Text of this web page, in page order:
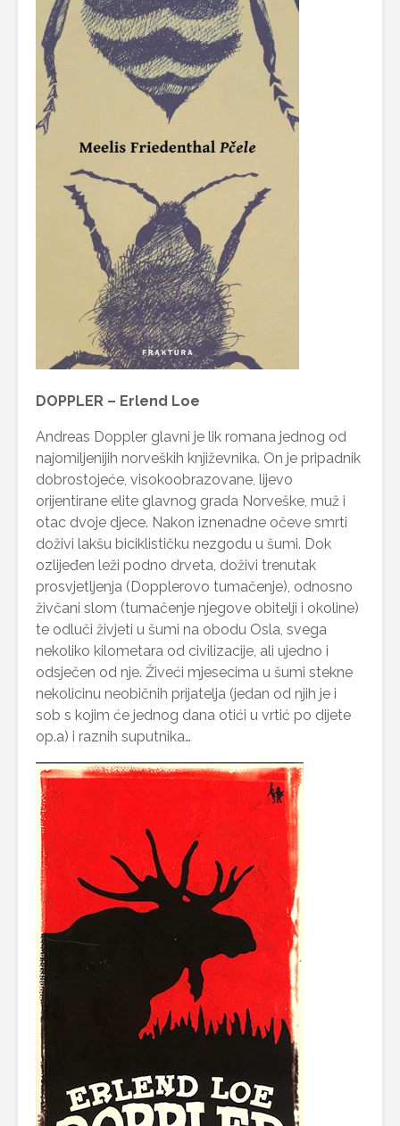
DOPPLER – Erlend Loe
Andreas Doppler glavni je lik romana jednog od
najomiljenijih norveških književnika. On je pripadnik
dobrostojeće, visokoobrazovane, lijevo
orijentirane elite glavnog grada Norveške, muž i
otac dvoje djece. Nakon iznenadne očeve smrti
doživi lakšu biciklističku nezgodu u šumi. Dok
ozlijeđen leži podno drveta, doživi trenutak
prosvjetljenja (Dopplerovo tumačenje), odnosno
živčani slom (tumačenje njegove obitelji i okoline)
te odluči živjeti u šumi na obodu Osla, svega
nekoliko kilometara od civilizacije, ali ujedno i
odsječen od nje. Živeći mjesecima u šumi stekne
nekolicinu neobičnih prijatelja (jedan od njih je i
sob s kojim će jednog dana otići u vrtić po dijete
op.a) i raznih suputnika…